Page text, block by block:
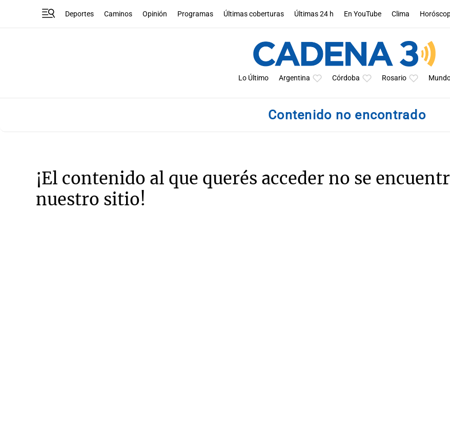
Deportes Caminos Opinión Programas Últimas coberturas Últimas 24 h En YouTube Clima
Lo Último Argentina Córdoba Rosario
Contenido no encontrado
¡El contenido al que querés acceder no se
nuestro sitio!